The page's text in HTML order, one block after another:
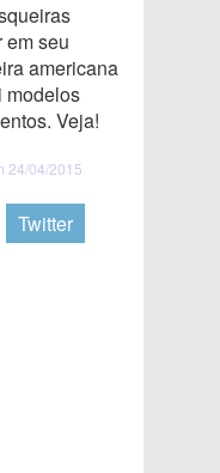
em seu
americana
modelos
Veja!
24/04/2015
Twitter